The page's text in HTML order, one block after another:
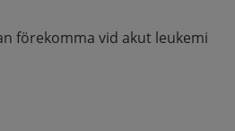
förekomma vid akut leukemi